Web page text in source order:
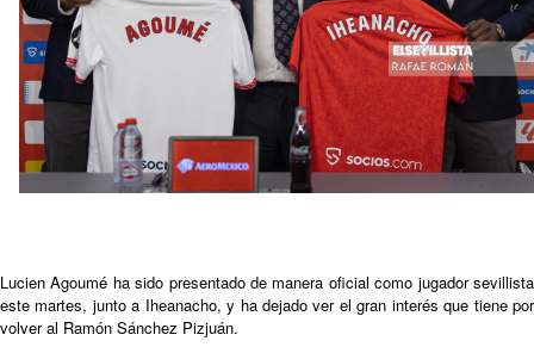
Atlético y Getafe agitan el mercado de LaLiga
Luis García Plaza: No sufrir ya es un paso adelante
El Sevilla FC plantea ampliar hasta cinco fichajes
más antes del cierre
Lucien Agoumé ha sido presentado de manera oficial como jugador sevillista
este martes, junto a Iheanacho, y ha dejado ver el gran interés que tiene por
volver al Ramón Sánchez Pizjuán.